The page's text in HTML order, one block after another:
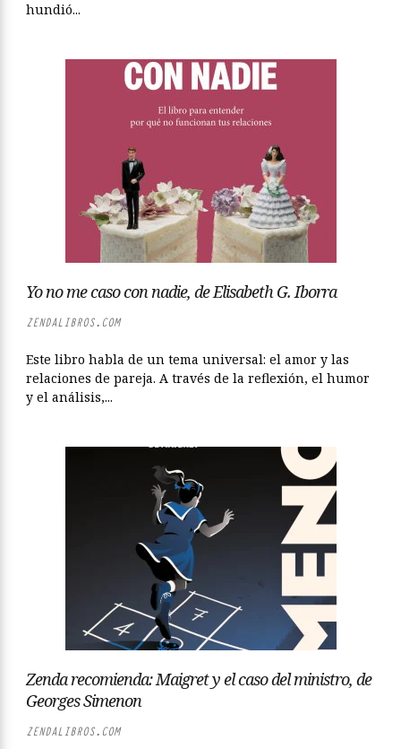
hundió...
Yo no me caso con nadie, de Elisabeth G. Iborra
ZENDALIBROS.COM
Este libro habla de un tema universal: el amor y las
relaciones de pareja. A través de la reflexión, el humor
y el análisis,...
Zenda recomienda: Maigret y el caso del ministro, de
Georges Simenon
ZENDALIBROS.COM